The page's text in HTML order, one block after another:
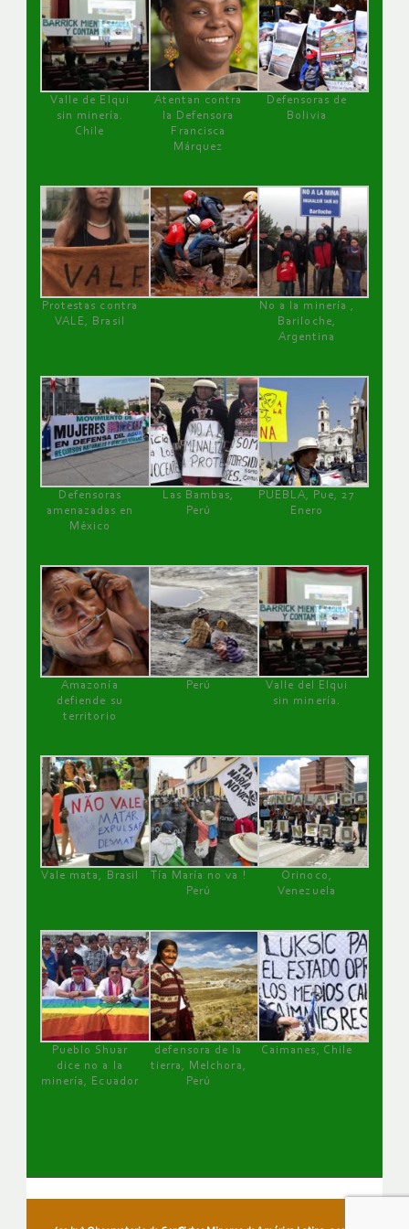
Valle de Elqui
sin minería.
Chile
Atentan contra
la Defensora
Francisca
Márquez
Defensoras de
Bolivia
Protestas contra
VALE, Brasil
No a la minería ,
Bariloche,
Argentina
Defensoras
amenazadas en
México
Las Bambas,
Perú
PUEBLA, Pue, 27
Enero
Amazonía
defiende su
territorio
Perú
Valle del Elqui
sin minería.
Vale mata, Brasil
Tía María no va !
Perú
Orinoco,
Venezuela
Pueblo Shuar
dice no a la
minería, Ecuador
defensora de la
tierra, Melchora,
Perú
Caimanes, Chile